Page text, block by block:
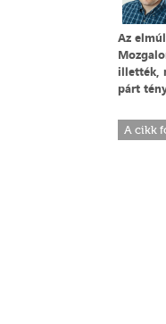
Az
illették,
párt
A cikk